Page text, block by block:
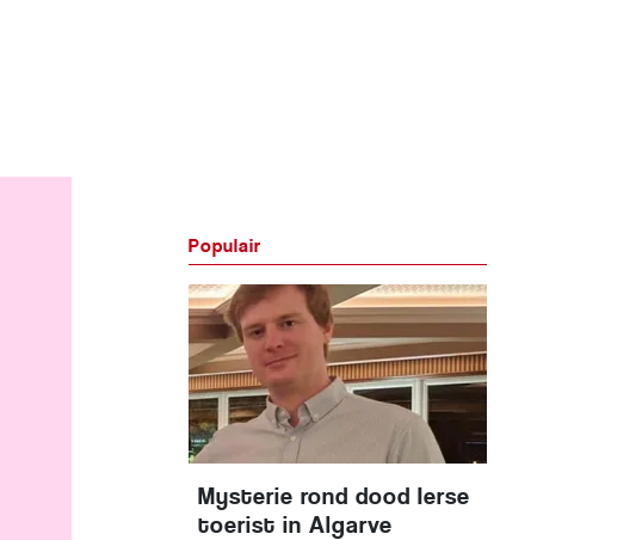
Populair
Mysterie rond dood Ierse
toerist in Algarve